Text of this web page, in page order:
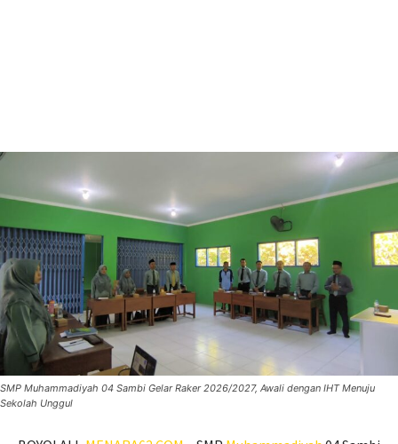
SMP Muhammadiyah 04 Sambi Gelar Raker 2026/2027, Awali dengan IHT Menuju
Sekolah Unggul